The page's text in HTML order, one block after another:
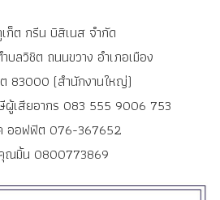
ก็ต กรีน บิสิเนส จำกัด
ลวิชิต ถนนขวาง อำเภอเมือง
83000 (สำนักงานใหญ่)
ผู้เสียอากร 083 555 9006 753
ออฟฟิต 076-367652
ณมิ้น 0800773869